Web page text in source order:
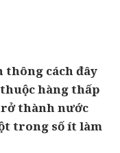
thông cách đây
hàng thấp
thành nước
trong số ít làm